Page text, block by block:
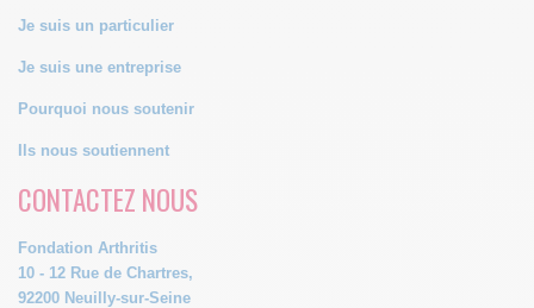
Je suis un particulier
Je suis une entreprise
Pourquoi nous soutenir
Ils nous soutiennent
CONTACTEZ NOUS
Fondation Arthritis
10 - 12 Rue de Chartres,
92200 Neuilly-sur-Seine